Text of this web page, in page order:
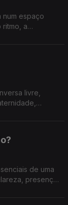
num espaço
a
livre,
de uma
presença